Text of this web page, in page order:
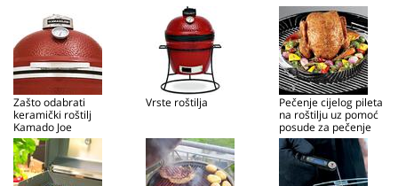
Zašto odabrati
keramički roštilj
Kamado Joe
Vrste roštilja
Pečenje cijelog pileta
na roštilju uz pomoć
posude za pečenje
pileta